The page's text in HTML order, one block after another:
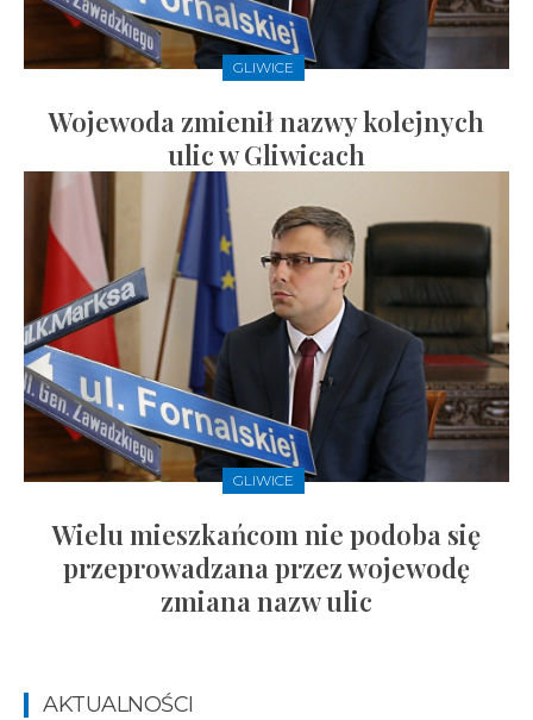
GLIWICE
Wojewoda zmienił nazwy kolejnych
ulic w Gliwicach
GLIWICE
Wielu mieszkańcom nie podoba się
przeprowadzana przez wojewodę
zmiana nazw ulic
AKTUALNOŚCI